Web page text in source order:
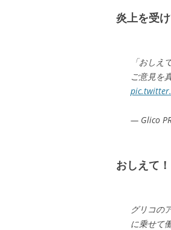
炎上を受
「おし
ご意見を
— Glico
おしえて
グリコの
に乗せて